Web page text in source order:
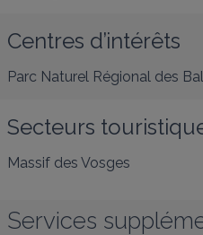
Centres d’intérêts
Parc Naturel Régional des
Secteurs
Massif des Vosges
Services